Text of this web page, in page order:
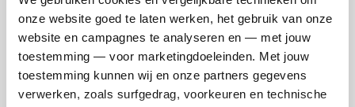
onze website goed te laten werken, het gebruik van onze
website en campagnes te analyseren en — met jouw
toestemming — voor marketingdoeleinden. Met jouw
toestemming kunnen wij en onze partners gegevens
verwerken, zoals surfgedrag, voorkeuren en technische